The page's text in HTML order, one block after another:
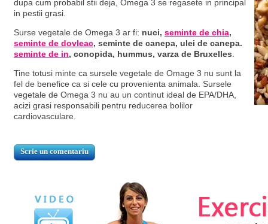
dupa cum probabil stii deja, Omega 3 se regasete in principal
in pestii grasi.
Surse vegetale de Omega 3 ar fi: nuci, seminte de chia,
seminte de dovleac, seminte de canepa, ulei de canepa.
seminte de in, conopida, hummus, varza de Bruxelles
Tine totusi minte ca sursele vegetale de Omage 3 nu sunt la
fel de benefice ca si cele cu provenienta animala. Sursele
vegetale de Omega 3 nu au un continut ideal de EPA/DHA,
acizi grasi responsabili pentru reducerea bolilor
cardiovasculare.